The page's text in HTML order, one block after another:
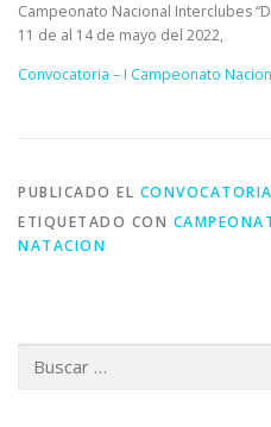
Campeonato Nacional Interclubes
11 de al 14 de mayo del 2022,
Convocatoria – I Campeonato
PUBLICADO EL CONVOCATORIA
ETIQUETADO CON
NATACION